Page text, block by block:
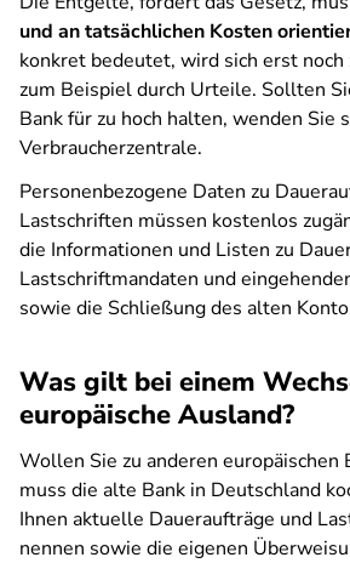
und an tatsächlichen Kosten
konkret bedeutet, wird sich erst noch
zum Beispiel durch Urteile. Sollten
Bank für zu hoch halten, wenden Sie
Verbraucherzentrale.
Personenbezogene Daten zu
Lastschriften müssen kostenlos
die Informationen und Listen zu
Lastschriftmandaten und
sowie die Schließung des alten
Was gilt bei einem
europäische Ausland?
Wollen Sie zu anderen europäischen
muss die alte Bank in Deutschland
Ihnen aktuelle Daueraufträge und
nennen sowie die eigenen